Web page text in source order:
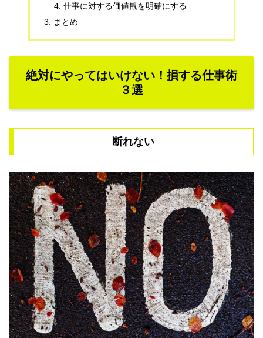
仕事に対する価値観を明確にする
まとめ
絶対にやってはいけない！損する仕事術
３選
断れない